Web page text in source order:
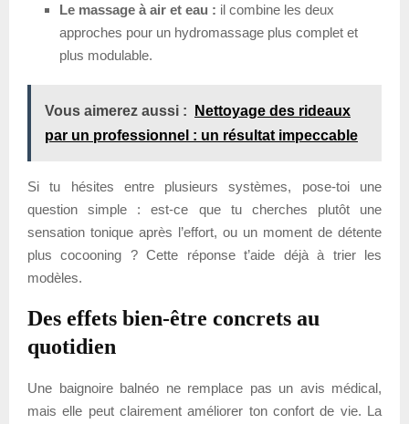
Le massage à air et eau : il combine les deux
approches pour un hydromassage plus complet et
plus modulable.
Vous aimerez aussi :
Nettoyage des rideaux
par un professionnel : un résultat impeccable
Si tu hésites entre plusieurs systèmes, pose-toi une
question simple : est-ce que tu cherches plutôt une
sensation tonique après l’effort, ou un moment de détente
plus cocooning ? Cette réponse t’aide déjà à trier les
modèles.
Des effets bien-être concrets au
quotidien
Une baignoire balnéo ne remplace pas un avis médical,
mais elle peut clairement améliorer ton confort de vie. La